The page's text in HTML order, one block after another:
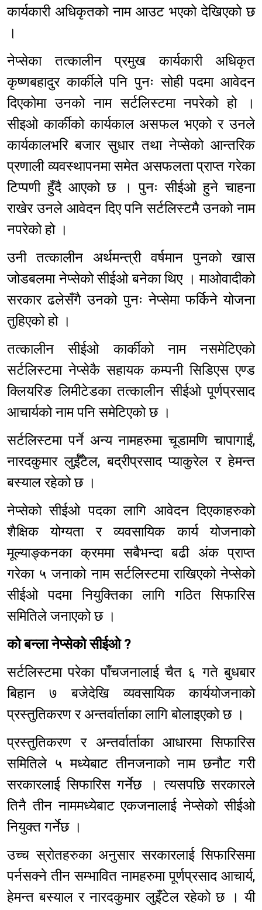
कार्यकारी अधिकृतको नाम आउट भएको देखिएको छ
।
नेप्सेका तत्कालीन प्रमुख कार्यकारी अधिकृत
कृष्णबहादुर कार्कीले पनि पुनः सोही पदमा आवेदन
दिएकोमा उनको नाम सर्टलिस्टमा नपरेको हो ।
सीइओ कार्कीको कार्यकाल असफल भएको र उनले
कार्यकालभरि बजार सुधार तथा नेप्सेको आन्तरिक
प्रणाली व्यवस्थापनमा समेत असफलता प्राप्त गरेका
टिप्पणी हुँदै आएको छ । पुनः सीईओ हुने चाहना
राखेर उनले आवेदन दिए पनि सर्टलिस्टमै उनको नाम
नपरेको हो ।
उनी तत्कालीन अर्थमन्त्री वर्षमान पुनको खास
जोडबलमा नेप्सेको सीईओ बनेका थिए । माओवादीको
सरकार ढलेसँगै उनको पुनः नेप्सेमा फर्किने योजना
तुहिएको हो ।
तत्कालीन सीईओ कार्कीको नाम नसमेटिएको
सर्टलिस्टमा नेप्सेकै सहायक कम्पनी सिडिएस एण्ड
क्लियरिङ लिमीटेडका तत्कालीन सीईओ पूर्णप्रसाद
आचार्यको नाम पनि समेटिएको छ ।
सर्टलिस्टमा पर्ने अन्य नामहरुमा चूडामणि चापागाईं,
नारदकुमार लुईँटेल, बद्रीप्रसाद प्याकुरेल र हेमन्त
बस्याल रहेको छ ।
नेप्सेको सीईओ पदका लागि आवेदन दिएकाहरुको
शैक्षिक योग्यता र व्यवसायिक कार्य योजनाको
मूल्याङ्कनका क्रममा सबैभन्दा बढी अंक प्राप्त
गरेका ५ जनाको नाम सर्टलिस्टमा राखिएको नेप्सेको
सीईओ पदमा नियुक्तिका लागि गठित सिफारिस
समितिले जनाएको छ ।
को बन्ला नेप्सेको सीईओ ?
सर्टलिस्टमा परेका पाँचजनालाई चैत ६ गते बुधबार
बिहान ७ बजेदेखि व्यवसायिक कार्ययोजनाको
प्रस्तुतिकरण र अन्तर्वार्ताका लागि बोलाइएको छ ।
प्रस्तुतिकरण र अन्तर्वार्ताका आधारमा सिफारिस
समितिले ५ मध्येबाट तीनजनाको नाम छनौट गरी
सरकारलाई सिफारिस गर्नेछ । त्यसपछि सरकारले
तिनै तीन नाममध्येबाट एकजनालाई नेप्सेको सीईओ
नियुक्त गर्नेछ ।
उच्च स्रोतहरुका अनुसार सरकारलाई सिफारिसमा
पर्नसक्ने तीन सम्भावित नामहरुमा पूर्णप्रसाद आचार्य,
हेमन्त बस्याल र नारदकुमार लुइँटेल रहेको छ । यी